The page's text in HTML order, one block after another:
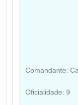
Comandante:
Oficialidade: 9